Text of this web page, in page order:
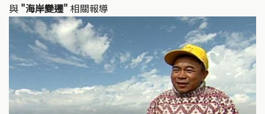
與 "海岸變遷" 相關報導